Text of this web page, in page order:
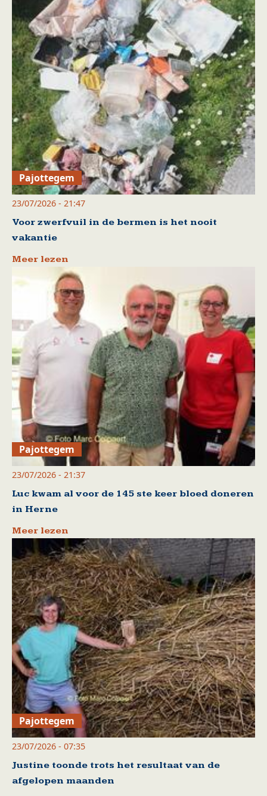
Pajottegem
23/07/2026 - 21:47
Voor zwerfvuil in de bermen is het nooit
vakantie
Meer lezen
Pajottegem
23/07/2026 - 21:37
Luc kwam al voor de 145 ste keer bloed doneren
in Herne
Meer lezen
Pajottegem
23/07/2026 - 07:35
Justine toonde trots het resultaat van de
afgelopen maanden